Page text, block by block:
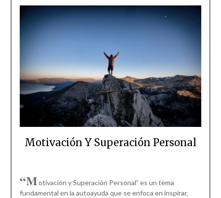
Motivación Y Superación Personal
“Motivación y Superación Personal” es un tema
fundamental en la autoayuda que se enfoca en inspirar,